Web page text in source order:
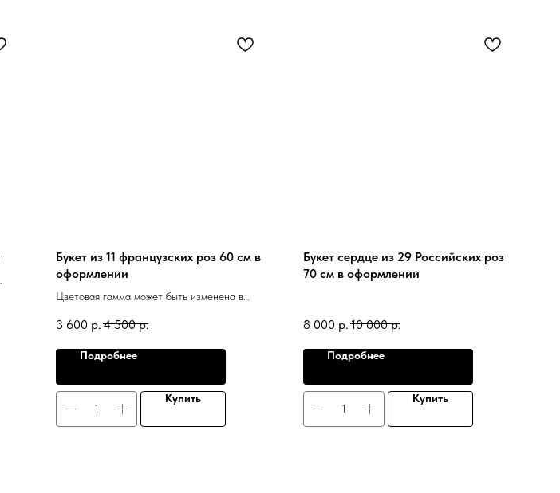
Букет из 11 французских роз 60 см в
оформлении
Цветовая гамма может быть изменена в
3 600 р. 4 500 р.
Подробнее
Купить
Букет сердце из 29 Российских роз
70 см в оформлении
8 000 р. 10 000 р.
Подробнее
Купить